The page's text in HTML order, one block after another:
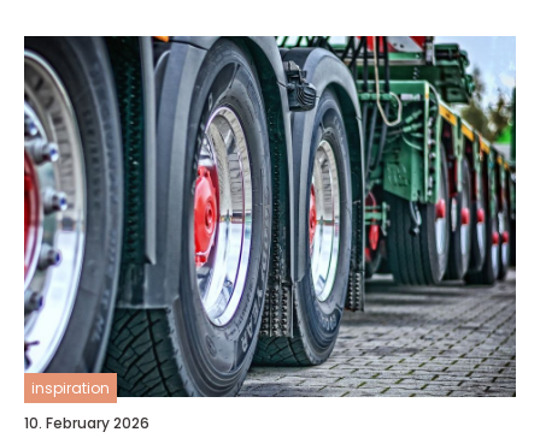
inspiration
10. February 2026